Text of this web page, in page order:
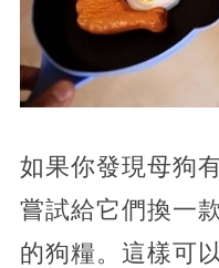
如果你發現母狗
嘗試給它們換一
的狗糧。這樣可